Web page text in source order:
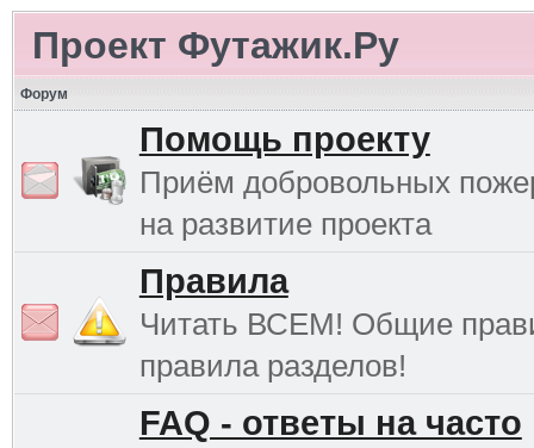
Проект Футажик.Ру
Форум
Помощь проекту
Приём добровольных
на развитие проекта
Правила
Читать ВСЕМ! Общие
правила разделов!
FAQ - ответы на часто